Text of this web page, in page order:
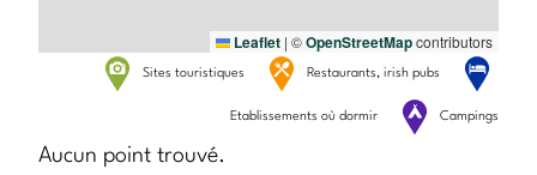
Leaflet | ©OpenStreetMapcontributors
Sites touristiques Restaurants, irish pubs
Etablissements où dormir Campings
Aucun point trouvé.